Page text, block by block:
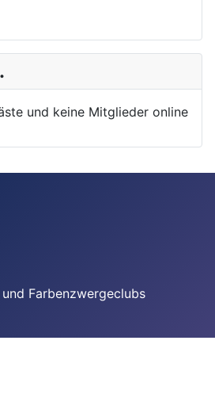
und keine Mitglieder online
Farbenzwergeclubs